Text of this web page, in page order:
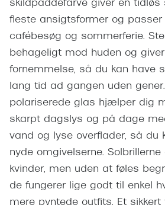
Björn Borg
Eksklusive brillemærker
Gucci
Tom Ford
Moncler
Burberry
Saint Laurent
skildpaddefarve giver en
fleste ansigtsformer og passer
cafébesøg og sommerferie.
behageligt mod huden og
fornemmelse, så du kan have
lang tid ad gangen uden
polariserede glas hjælper dig
skarpt dagslys og på dage
vand og lyse overflader, så du
nyde omgivelserne. Solbrillerne
kvinder, men uden at føles
de fungerer lige godt til enkel
mere pyntede outfits. Et sikkert